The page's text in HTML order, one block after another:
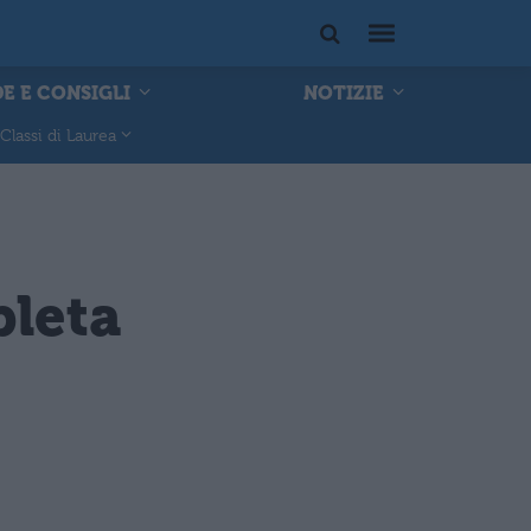
E CONSIGLI
NOTIZIE
Classi di Laurea